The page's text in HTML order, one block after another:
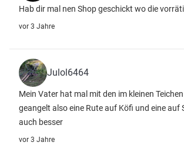
Hab dir mal nen Shop geschickt wo die
vor 3 Jahre
Julol6464
Mein Vater hat mal mit den im kleinen
geangelt also eine Rute auf Köfi und eine auf
auch besser
vor 3 Jahre